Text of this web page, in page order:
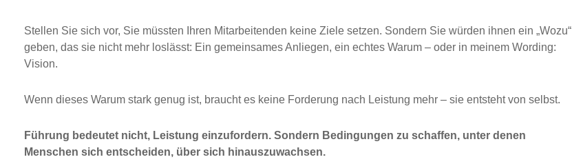
Stellen Sie sich vor, Sie müssten Ihren Mitarbeitenden keine Ziele setzen. Sondern Sie würden ihnen ein „Wozu“
geben, das sie nicht mehr loslässt: Ein gemeinsames Anliegen, ein echtes Warum – oder in meinem Wording:
Vision.
Wenn dieses Warum stark genug ist, braucht es keine Forderung nach Leistung mehr – sie entsteht von selbst.
Führung bedeutet nicht, Leistung einzufordern. Sondern Bedingungen zu schaffen, unter denen
Menschen sich entscheiden, über sich hinauszuwachsen.